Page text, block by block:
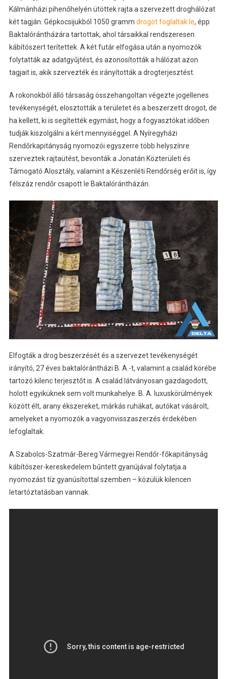
Kálmánházi pihenőhelyén ütöttek rajta a szervezett droghálózat
két tagján. Gépkocsijukból 1050 gramm drogot foglaltak le, épp
Baktalórántházára tartottak, ahol társaikkal rendszeresen
kábítószert terítettek. A két futár elfogása után a nyomozók
folytatták az adatgyűjtést, és azonosították a hálózat azon
tagjait is, akik szervezték és irányították a drogterjesztést.
A rokonokból álló társaság összehangoltan végezte jogellenes
tevékenységét, elosztották a területet és a beszerzett drogot, de
ha kellett, ki is segítették egymást, hogy a fogyasztókat időben
tudják kiszolgálni a kért mennyiséggel. A Nyíregyházi
Rendőrkapitányság nyomozói egyszerre több helyszínre
szerveztek rajtaütést, bevonták a Jonatán Közterületi és
Támogató Alosztály, valamint a Készenléti Rendőrség erőit is, így
félszáz rendőr csapott le Baktalórántházán.
Elfogták a drog beszerzését és a szervezet tevékenységét
irányító, 27 éves baktalórántházi B. A.-t, valamint a család körébe
tartozó kilenc terjesztőt is. A család látványosan gazdagodott,
holott egyiküknek sem volt munkahelye. B. A. luxuskörülmények
között élt, arany ékszereket, márkás ruhákat, autókat vásárolt,
amelyeket a nyomozók a vagyonvisszaszerzés érdekében
lefoglaltak.
A Szabolcs-Szatmár-Bereg Vármegyei Rendőr-főkapitányság
kábítószer-kereskedelem bűntett gyanújával folytatja a
nyomozást tíz gyanúsítottal szemben – közülük kilencen
letartóztatásban vannak.